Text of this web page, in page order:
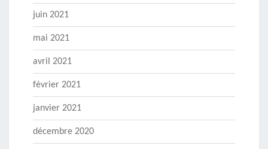
juin 2021
mai 2021
avril 2021
février 2021
janvier 2021
décembre 2020